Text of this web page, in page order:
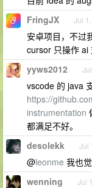
FringJX Jul
安卓项目，不过
cursor 只操作 ai
yyws2012
vscode 的 java
https://
instrumentation
都满足不好。
desolekk Jul
@leonme 我也
wenning Jul